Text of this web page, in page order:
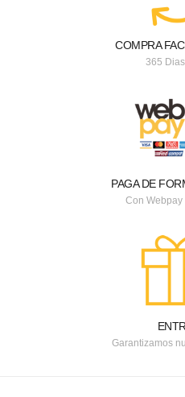
COMPRA
365
PAGA DE
Con Webpay
Garantizamos